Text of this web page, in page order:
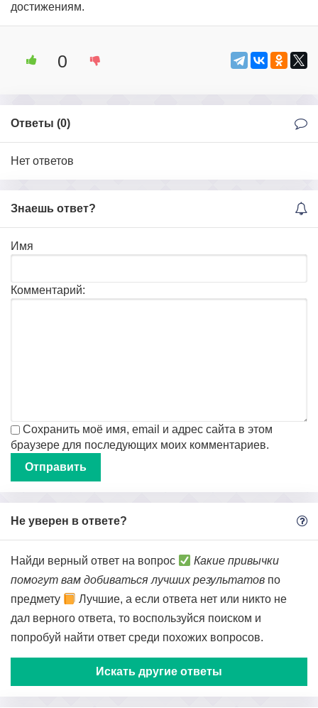
достижениям.
0
Ответы (0)
Нет ответов
Знаешь ответ?
Имя
Комментарий:
Сохранить моё имя, email и адрес сайта в этом
браузере для последующих моих комментариев.
Не уверен в ответе?
Найди верный ответ на вопрос
Какие привычки
помогут вам добиваться лучших результатов по
предмету
Лучшие, а если ответа нет или никто не
дал верного ответа, то воспользуйся поиском и
попробуй найти ответ среди похожих вопросов.
Искать другие ответы